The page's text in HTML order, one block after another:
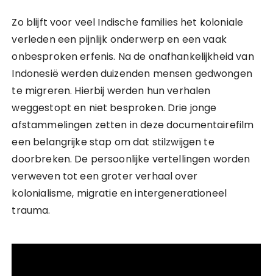
Zo blijft voor veel Indische families het koloniale
verleden een pijnlijk onderwerp en een vaak
onbesproken erfenis. Na de onafhankelijkheid van
Indonesië werden duizenden mensen gedwongen
te migreren. Hierbij werden hun verhalen
weggestopt en niet besproken. Drie jonge
afstammelingen zetten in deze documentairefilm
een belangrijke stap om dat stilzwijgen te
doorbreken. De persoonlijke vertellingen worden
verweven tot een groter verhaal over
kolonialisme, migratie en intergenerationeel
trauma.